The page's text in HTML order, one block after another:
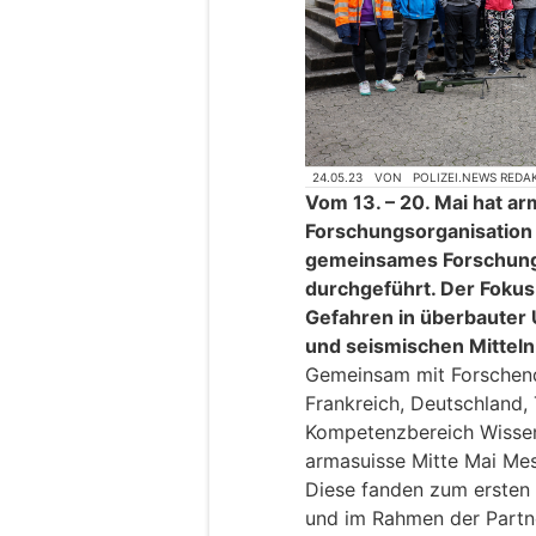
24.05.23 VON POLIZEI.NEWS
Vom 13. – 20. Mai hat
gemeinsames
durchgeführt. Der
Gefahren in überbauter
und seismischen
Gemeinsam mit
Frankreich,
Kompetenzbereich
armasuisse Mitte Mai
Diese fanden zum
und im Rahmen der